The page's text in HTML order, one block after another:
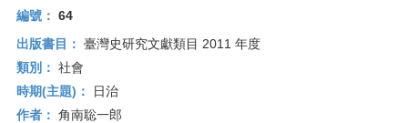
編號： 64
出版書目： 臺灣史研究文獻類目 2011 年度
類別： 社會
時期(主題)：
日治
作者： 角南聡一郎